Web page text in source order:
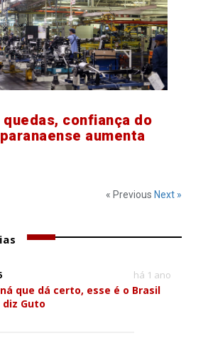
confiança do
aumenta
« Previous Next »
há 1 ano
que dá certo, esse é o Brasil
Guto